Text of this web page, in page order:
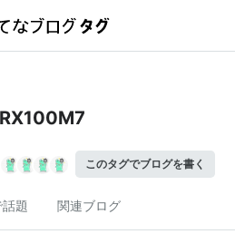
RX100M7
このタグでブログを書く
題 関連ブログ